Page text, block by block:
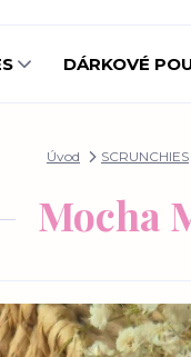
DÁRKOVÉ
Úvod SCRUNCHIES
Mocha